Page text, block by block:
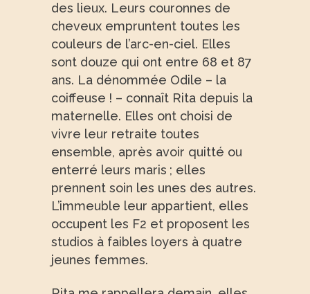
des lieux. Leurs couronnes de
cheveux empruntent toutes les
couleurs de l’arc-en-ciel. Elles
sont douze qui ont entre 68 et 87
ans. La dénommée Odile – la
coiffeuse ! – connaît Rita depuis la
maternelle. Elles ont choisi de
vivre leur retraite toutes
ensemble, après avoir quitté ou
enterré leurs maris ; elles
prennent soin les unes des autres.
L’immeuble leur appartient, elles
occupent les F2 et proposent les
studios à faibles loyers à quatre
jeunes femmes.